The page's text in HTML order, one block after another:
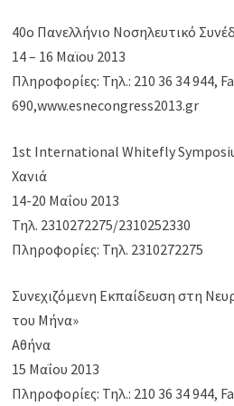
40ο Πανελλήνιο Νοσηλευτικό
14 – 16 Μαϊου 2013
Πληροφορίες: Τηλ.: 210 36 34 944,
690,www.esnecongress2013.gr
1st International Whitefly
Χανιά
14-20 Μαΐου 2013
Τηλ. 2310272275/2310252330
Πληροφορίες: Τηλ. 2310272275
Συνεχιζόμενη Εκπαίδευση στη
του Μήνα»
Αθήνα
15 Μαΐου 2013
Πληροφορίες: Τηλ.: 210 36 34 944,